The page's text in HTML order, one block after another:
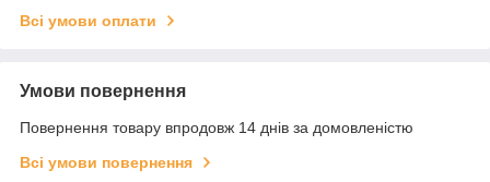
Всі умови оплати
Умови повернення
Повернення товару впродовж 14 днів за домовленістю
Всі умови повернення